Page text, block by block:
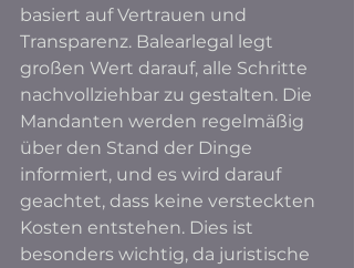
basiert auf Vertrauen und
Transparenz. Balearlegal legt
großen Wert darauf, alle Schritte
nachvollziehbar zu gestalten. Die
Mandanten werden regelmäßig
über den Stand der Dinge
informiert, und es wird darauf
geachtet, dass keine versteckten
Kosten entstehen. Dies ist
besonders wichtig, da juristische